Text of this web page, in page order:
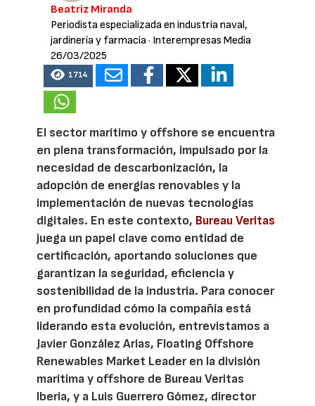
Beatriz Miranda
Periodista especializada en industria naval,
jardinería y farmacia· Interempresas Media
26/03/2025
1714
El sector marítimo y offshore se encuentra
en plena transformación, impulsado por la
necesidad de descarbonización, la
adopción de energías renovables y la
implementación de nuevas tecnologías
digitales. En este contexto, Bureau Veritas
juega un papel clave como entidad de
certificación, aportando soluciones que
garantizan la seguridad, eficiencia y
sostenibilidad de la industria. Para conocer
en profundidad cómo la compañía está
liderando esta evolución, entrevistamos a
Javier González Arias, Floating Offshore
Renewables Market Leader en la división
marítima y offshore de Bureau Veritas
Iberia, y a Luis Guerrero Gómez, director